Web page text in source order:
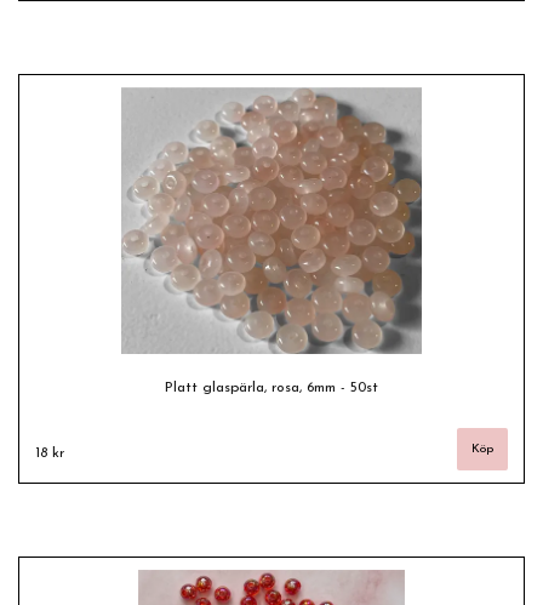
Platt glaspärla, rosa, 6mm - 50st
18 kr